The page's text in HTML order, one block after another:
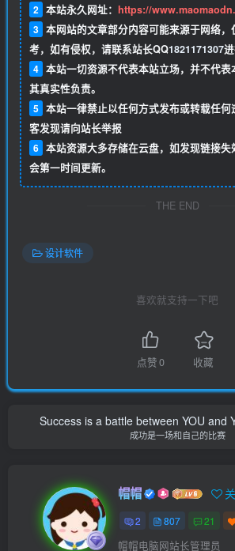
2 本站永久网址： https://
3 本网站的文章部分内容可能来源于网络，
考，如有侵权，请联系站长QQ1821171307
4 本站一切资源不代表本站立场，并不代
其真实性负责。
5 本站一律禁止以任何方式发布或转载任
客发现请向站长举报
6 本站资源大多存储在云盘，如发现链接失
会第一时间更新。
THE END
设计软件
喜欢就支持一下吧
点赞0 收藏
Success is a battle between YOU and
成功是一场和自己的比赛
帽帽
2 807 21
帽帽电脑网站长管理员